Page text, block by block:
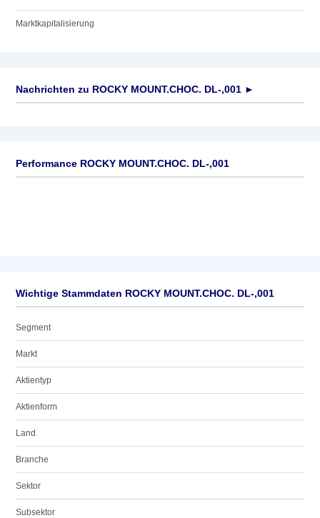
Marktkapitalisierung
Nachrichten zu ROCKY MOUNT.CHOC. DL-,001 ►
Performance ROCKY MOUNT.CHOC. DL-,001
Wichtige Stammdaten ROCKY MOUNT.CHOC. DL-,001
Segment
Markt
Aktientyp
Aktienform
Land
Branche
Sektor
Subsektor